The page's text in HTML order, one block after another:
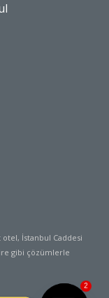
otel, İstanbul Caddesi
gibi çözümlerle
2